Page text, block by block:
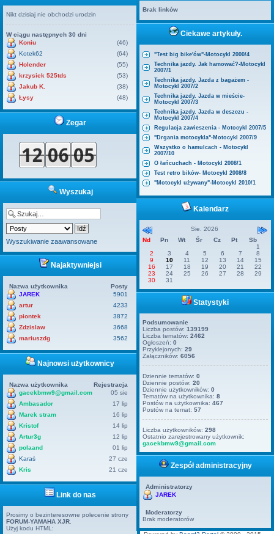
Nikt dzisiaj nie obchodzi urodzin
W ciągu następnych 30 dni
Koniu
(46)
Kotek62
(64)
Holender
(55)
krzysiek 525tds
(53)
Jakub K.
(38)
Łysy
(48)
Zegar
Wyszukaj
Wyszukiwanie zaawansowane
Najaktywniejsi
Nazwa użytkownika
Posty
JAREK
5901
artur
4233
piontek
3872
Zdzislaw
3668
mariuszdg
3562
Najnowsi użytkownicy
Nazwa użytkownika
Rejestracja
gacekbmw9@gmail.com
05 sie
Ambasador
17 lip
Marek stram
16 lip
Kristof
14 lip
Artur3g
12 lip
polaand
01 lip
Karaś
27 cze
Kris
21 cze
Link do nas
Prosimy o bezinteresowne polecenie strony
FORUM-YAMAHA XJR
Użyj kodu HTML:
Brak linków
Ciekawe artykuły.
"Test big bike'ów"-Motocykl 2000/4
Technika jazdy. Jak hamować?-Motocykl
2007/1
Technika jazdy. Jazda z bagażem -
Motocykl 2007/2
Technika jazdy. Jazda w mieście-
Motocykl 2007/3
Technika jazdy. Jazda w deszczu -
Motocykl 2007/4
Regulacja zawieszenia - Motocykl 2007/5
"Drgania motocykla"-Motocykl 2007/9
Wszystko o hamulcach - Motocykl
2007/10
O łańcuchach - Motocykl 2008/1
Test retro bików- Motocykl 2008/8
"Motocykl używany"-Motocykl 2010/1
Kalendarz
Sie. 2026
Nd
Pn Wt Śr Cz Pt
Sb
1
2
3 4 5 6 7
8
9
10 11 12 13 14
15
16
17 18 19 20 21
22
23
24 25 26 27 28
29
30
31
Statystyki
Podsumowanie
Liczba postów:139199
Liczba tematów:2462
Ogłoszeń:0
Przyklejonych:29
Załączników:6056
Dziennie tematów:0
Dziennie postów:20
Dziennie użytkowników:0
Tematów na użytkownika:8
Postów na użytkownika:467
Postów na temat:57
Liczba użytkowników:298
Ostatnio zarejestrowany użytkownik:
gacekbmw9@gmail.com
Zespół administracyjny
Administratorzy
JAREK
Moderatorzy
Brak moderatorów